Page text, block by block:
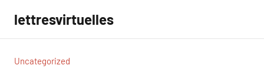
contenu
lettresvirtuelles
Uncategorized